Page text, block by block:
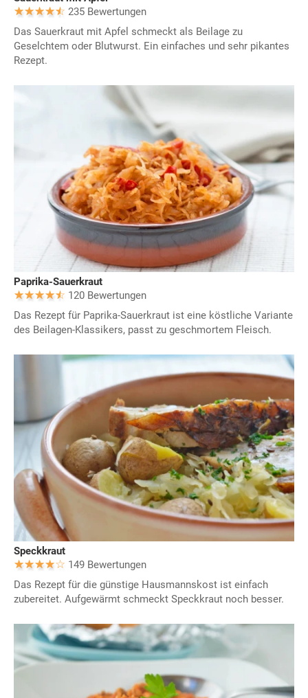
235 Bewertungen
Das Sauerkraut mit Apfel schmeckt als Beilage zu
Geselchtem oder Blutwurst. Ein einfaches und sehr pikantes
Rezept.
Paprika-Sauerkraut
120 Bewertungen
Das Rezept für Paprika-Sauerkraut ist eine köstliche Variante
des Beilagen-Klassikers, passt zu geschmortem Fleisch.
Speckkraut
149 Bewertungen
Das Rezept für die günstige Hausmannskost ist einfach
zubereitet. Aufgewärmt schmeckt Speckkraut noch besser.